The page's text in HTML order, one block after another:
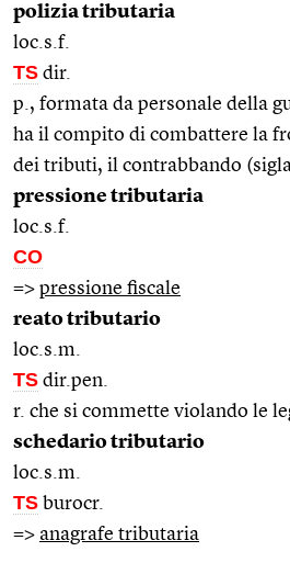
polizia tributaria
loc.s.f.
TS dir.
p., formata da personale della
ha il compito di combattere la
dei tributi, il contrabbando
pressione tributaria
loc.s.f.
CO
=> pressione fiscale
reato tributario
loc.s.m.
TS dir.pen.
r. che si commette violando le
schedario tributario
loc.s.m.
TS burocr.
=> anagrafe tributaria